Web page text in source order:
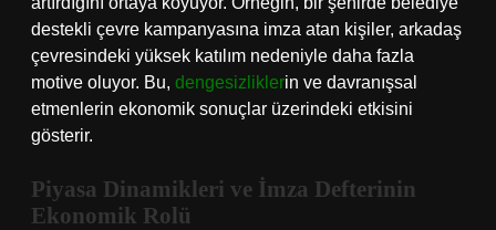
destekli çevre kampanyasına imza atan kişiler, arkadaş
çevresindeki yüksek katılım nedeniyle daha fazla
motive oluyor. Bu, dengesizliklerin ve davranışsal
etmenlerin ekonomik sonuçlar üzerindeki etkisini
gösterir.
Piyasa Dinamikleri ve İmza Defterinin
Ekonomik Rolü